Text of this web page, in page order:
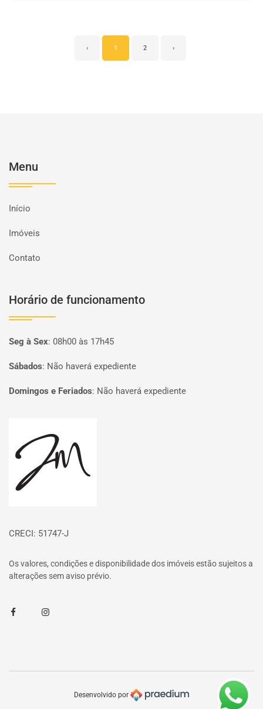
‹ 1 2 ›
Menu
Início
Imóveis
Contato
Horário de funcionamento
Seg à Sex: 08h00 às 17h45
Sábados: Não haverá expediente
Domingos e Feriados: Não haverá expediente
CRECI: 51747-J
Os valores, condições e disponibilidade dos imóveis estão sujeitos a
alterações sem aviso prévio.
FacebookInstagram
Desenvolvido por